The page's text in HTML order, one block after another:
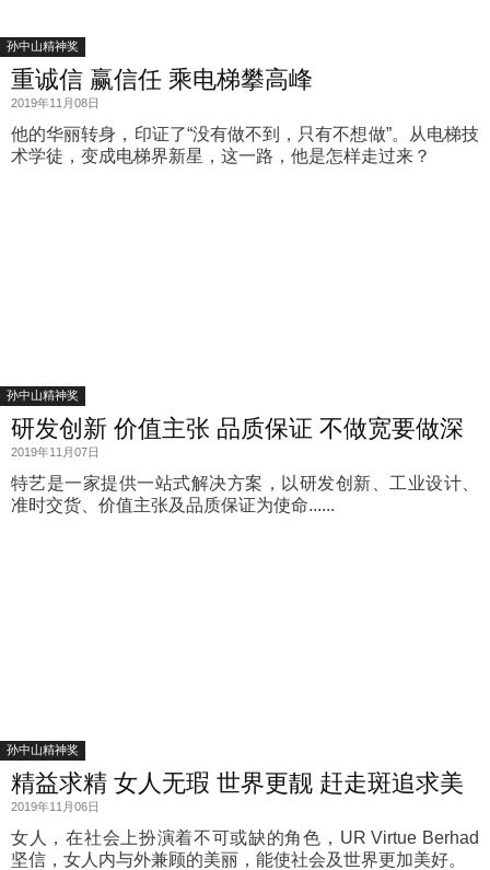
孙中山精神奖
重诚信 赢信任 乘电梯攀高峰
2019年11月08日
他的华丽转身，印证了“没有做不到，只有不想做”。从电梯技
术学徒，变成电梯界新星，这一路，他是怎样走过来？
孙中山精神奖
研发创新 价值主张 品质保证 不做宽要做深
2019年11月07日
特艺是一家提供一站式解决方案，以研发创新、工业设计、
准时交货、价值主张及品质保证为使命......
孙中山精神奖
精益求精 女人无瑕 世界更靓 赶走斑追求美
2019年11月06日
女人，在社会上扮演着不可或缺的角色，UR Virtue Berhad
坚信，女人内与外兼顾的美丽，能使社会及世界更加美好。